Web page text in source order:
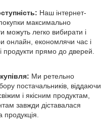
Наш інтернет-
максимально
можуть легко вибирати і
онлайн, економлячи час і
продукти прямо до дверей.
Ми ретельно
постачальників, віддаючи
і якісним продуктам,
завжди діставалася
продукція.